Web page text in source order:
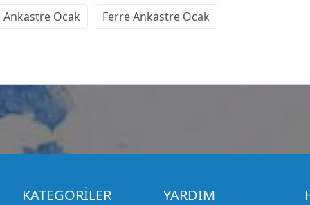
Ankastre Ocak Ferre Ankastre Ocak
KATEGORİLER YARDIM